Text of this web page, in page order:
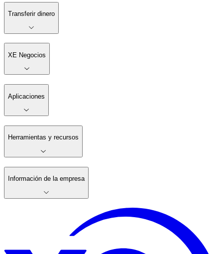
Transferir dinero
XE Negocios
Aplicaciones
Herramientas y recursos
Información de la empresa